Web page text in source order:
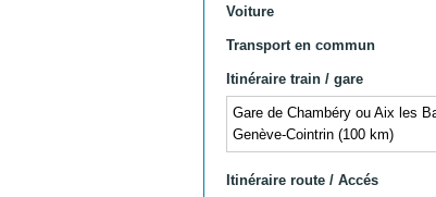
Voiture
Transport en commun
Itinéraire train / gare
Gare de Chambéry ou Aix les
Genève-Cointrin (100 km)
Itinéraire route / Accés